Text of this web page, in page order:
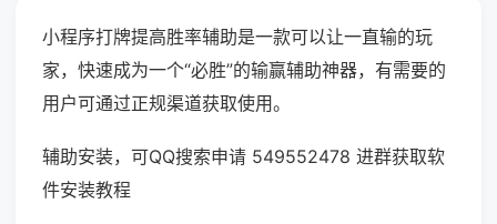
小程序打牌提高胜率辅助是一款可以让一直输的玩
家，快速成为一个“必胜”的输赢辅助神器，有需要的
用户可通过正规渠道获取使用。
辅助安装，可QQ搜索申请 549552478 进群获取软
件安装教程